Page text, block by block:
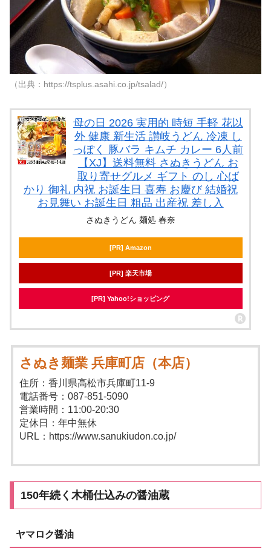
（出典：https://tsplus.asahi.co.jp/tsalad/）
母の日 2026 実用的 時短 手軽 花以
外 健康 新生活 讃岐うどん 冷凍 し
っぽく 豚バラ キムチ カレー 6人前
【XJ】送料無料 さぬきうどん お
取り寄せグルメ ギフト のし 心ば
かり 御礼 内祝 お誕生日 喜寿 お慶び 結婚祝
お見舞い お誕生日 粗品 出産祝 差し入
さぬきうどん 麺処 春奈
[PR] Amazon
[PR] 楽天市場
[PR] Yahoo!ショッピング
さぬき麺業 兵庫町店（本店）
住所：香川県高松市兵庫町11-9
電話番号：087-851-5090
営業時間：11:00-20:30
定休日：年中無休
URL：https://www.sanukiudon.co.jp/
150年続く木桶仕込みの醤油蔵
ヤマロク醤油